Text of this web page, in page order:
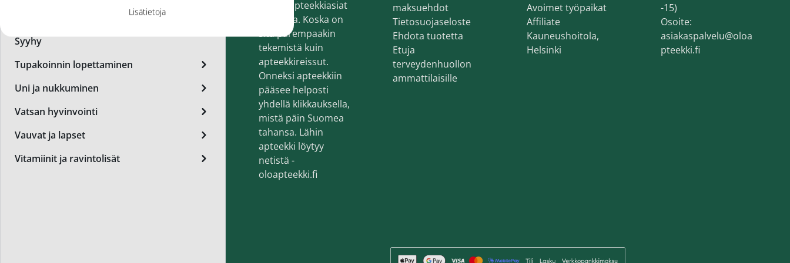
Syyhy
Tupakoinnin lopettaminen
Uni ja nukkuminen
Vatsan hyvinvointi
Vauvat ja lapset
Vitamiinit ja ravintolisät
Miesten ihonhoito ja parranajo
Perusvoiteet
Päivävoiteet
Seerumit
Silmänympärysvoiteet
Syylät ja känsät
Vartalonhoito
Värikosmetiikka
hoitaa apteekkiasiat
verkossa. Koska on
sitä parempaakin
tekemistä kuin
apteekkireissut.
Onneksi apteekkiin
pääsee helposti
yhdellä klikkauksella,
mistä päin Suomea
tahansa. Lähin
apteekki löytyy
netistä -
oloapteekki.fi
maksuehdot
Tietosuojaseloste
Ehdota tuotetta
Etuja
terveydenhuollon
ammattilaisille
Avoimet työpaikat
Affiliate
Kauneushoitola,
Helsinki
-15)
Osoite:
asiakaspalvelu@oloa
pteekki.fi
Lisätietoja